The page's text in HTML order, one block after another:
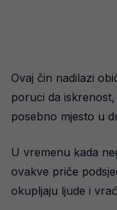
Ovaj čin nadilazi
poruci da
posebno mjesto u
U vremenu kada
ovakve priče
okupljaju ljude i